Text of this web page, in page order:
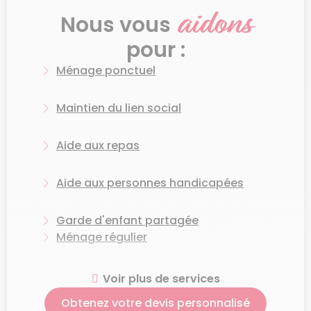
Romilly-sur-Seine : que
lui déléguer ?
Pour vous faciliter la vie, une femme de
les tâches indispensablesà la propreté de
Ménage régulier ou occasionnel
Vaisselle
évier, sols, etc.
Lavage du linge
Désinfection des toilettes
Nous vous aidons
pour :
Ménage ponctuel
Maintien du lien social
Aide aux repas
Aide aux personnes handicapées
Garde d'enfant partagée
Ménage régulier
Aide aux courses
Voir plus de services
Obtenez votre devis personnalisé